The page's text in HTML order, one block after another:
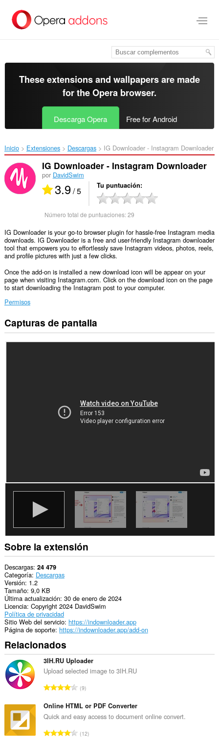
contenido
These extensions and wallpapers are made
for theOpera browser.
Descarga Opera Free for Android
Inicio Extensiones Descargas IG Downloader - Instagram Downloader‎
IG Downloader - Instagram Downloader
por DavidSwim
3.9/ 5 Tu puntuación
Número total de puntuaciones:29
IG Downloader is your go-to browser plugin for hassle-free Instagram media
downloads. IG Downloader is a free and user-friendly Instagram downloader
tool that empowers you to effortlessly save Instagram videos, photos, reels,
and profile pictures with just a few clicks.
Once the add-on is installed a new download icon will be appear on your
page when visiting Instagram.com. Click on the download icon on the page
to start downloading the Instagram post to your computer.
Permisos
Esta
extensión
Capturas de pantalla
Sobre la extensión
Descargas 24 479
Categoría Descargas
Versión 1.2
Tamaño 9,0 KB
Última actualización 30 de enero de 2024
Licencia Copyright 2024 DavidSwim
Política de privacidad
Sitio Web del servicio https://indownloader.app
Página de soporte https://indownloader.app/add-on
Relacionados
3IH.RU Uploader
Upload selected image to 3IH.RU
N
m
e
o
9
Online HTML or PDF Converter
Quick and easy access to document online convert.
N12